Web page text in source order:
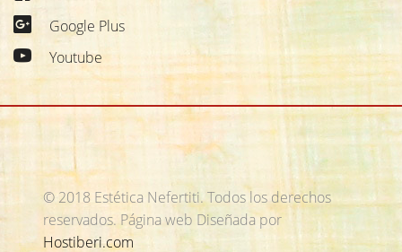
Google Plus
Youtube
© 2018 Estética Nefertiti. Todos los derechos
reservados. Página web Diseñada por
Hostiberi.com